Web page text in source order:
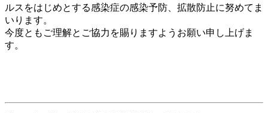
ルスをはじめとする感染症の感染予防、拡散防止に努めてま
いります。
今度ともご理解とご協力を賜りますようお願い申し上げま
す。